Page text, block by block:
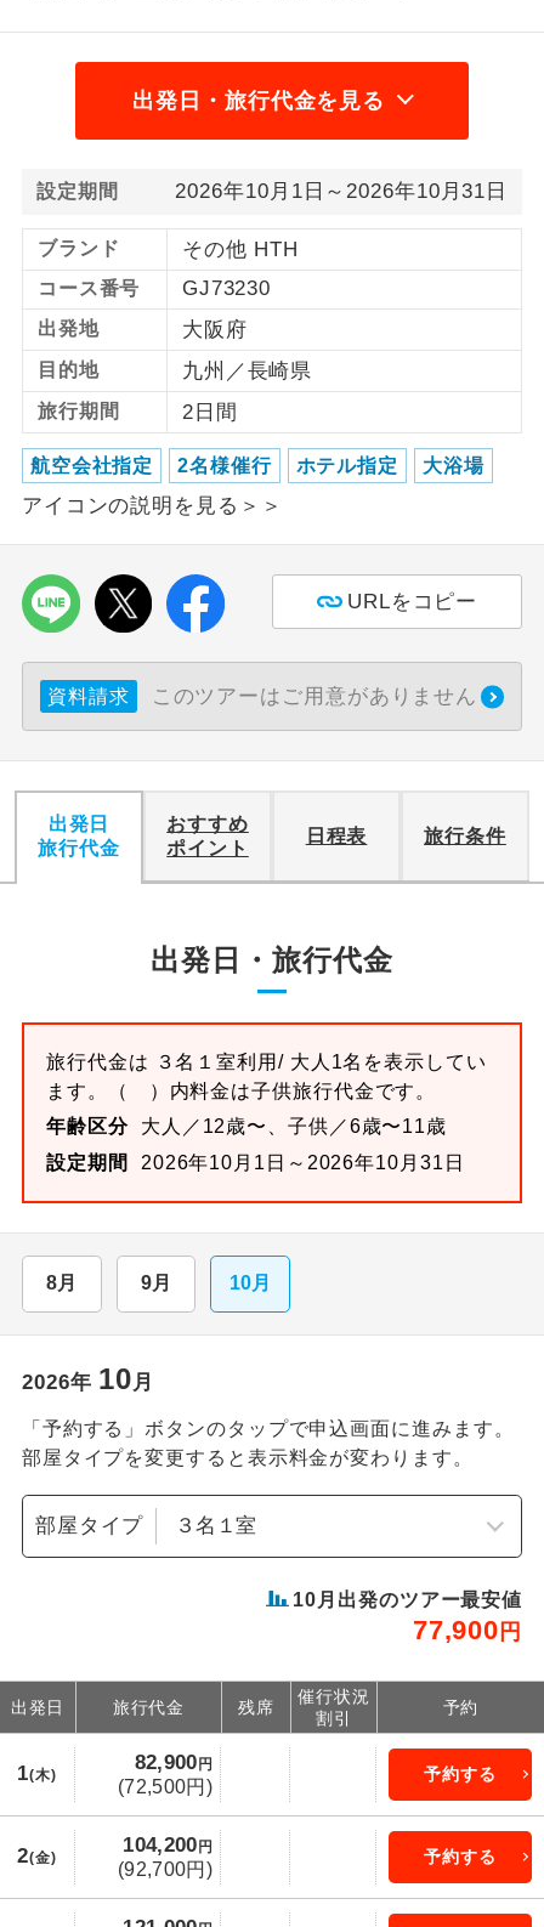
出発日・旅行代金を見る
設定期間 2026年10月1日～2026年10月31日
ブランド その他 HTH
コース番号 GJ73230
出発地 大阪府
目的地 九州／長崎県
旅行期間 2日間
航空会社指定 2名様催行 ホテル指定 大浴場
アイコンの説明を見る＞＞
URLをコピー
資料請求 このツアーはご用意がありません
出発日
旅行代金
おすすめ
ポイント
日程表 旅行条件
出発日・旅行代金
旅行代金は ３名１室利用/ 大人1名を表示してい
ます。
（ ）内料金は子供旅行代金です。
年齢区分
大人／12歳〜、子供／6歳〜11歳
設定期間
2026年10月1日～2026年10月31日
8月 9月 10月
2026年 10月
「予約する」ボタンのタップで申込画面に進みます。
部屋タイプを変更すると表示料金が変わります。
部屋タイプ
10 月出発のツアー最安値
77,900 円
出発日 旅行代金 残席
催行状況
割引
予約
1(木)
82,900 円
(72,500円)
予約する
2(金)
104,200 円
(92,700円)
予約する
1名様1室同代
1名様1室利用でも追加料金がかからない
コースです。
ご夫婦限定でご参加いただけるコースで
す。
女性限定
女性限定でご参加いただけるコースで
年齢制限あり
ご参加にあたり年齢に制限があるコース
です。
航空会社指定
利用航空会社が指定なので、ご出発の計
画にとても便利です。
ホテル指定
ご紹介するホテルを指定したコースで
す。
おひとり様バ
ス2席利用
おひとり様でバス席を2席利⽤できま